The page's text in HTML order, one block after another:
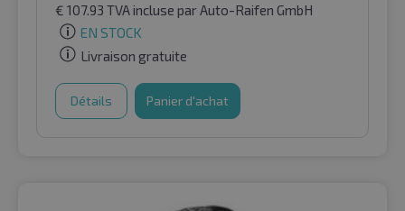
€ 107.93 TVA incluse par Auto-Raifen GmbH
EN STOCK
Livraison gratuite
Détails Panier d'achat